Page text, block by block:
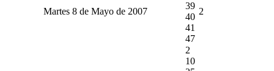
Martes 8 de Mayo de 2007
39
40
41
47
2
2
10